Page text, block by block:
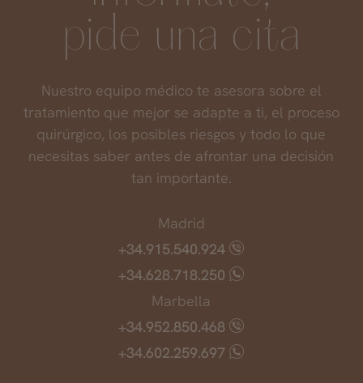
pide una cita
Nuestro equipo médico te asesora sobre el
tratamiento que mejor se adapte a ti, el proceso
quirúrgico, los posibles riesgos y todo lo que
necesitas saber antes de afrontar una decisión
tan importante.
Madrid
+34.915.540.924
+34.628.718.250
Marbella
+34.952.850.468
+34.602.259.697